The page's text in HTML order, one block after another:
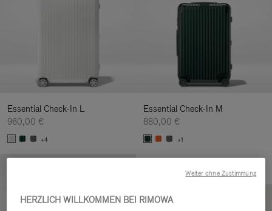
Essential Check-In L
960,00 €
+4
Essential Check-In M
880,00 €
+1
HERZLICH WILLKOMMEN BEI RIMOWA
Weiter ohne Zustimmung